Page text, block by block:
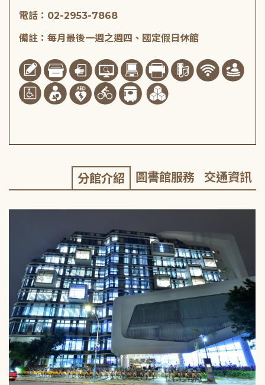
電話：02-2953-7868
備註：每月最後一週之週四、國定假日休館
分館介紹 圖書館服務 交通資訊